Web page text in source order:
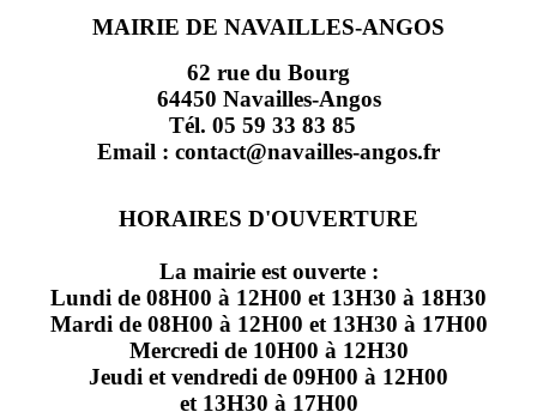
MAIRIE DE NAVAILLES-ANGOS
62 rue du Bourg
64450 Navailles-Angos
Tél. 05 59 33 83 85
Email : contact@navailles-angos.fr
HORAIRES D'OUVERTURE
La mairie est ouverte :
Lundi de 08H00 à 12H00 et 13H30 à 18H30
Mardi de 08H00 à 12H00 et 13H30 à 17H00
Mercredi de 10H00 à 12H30
Jeudi et vendredi de 09H00 à 12H00
et 13H30 à 17H00